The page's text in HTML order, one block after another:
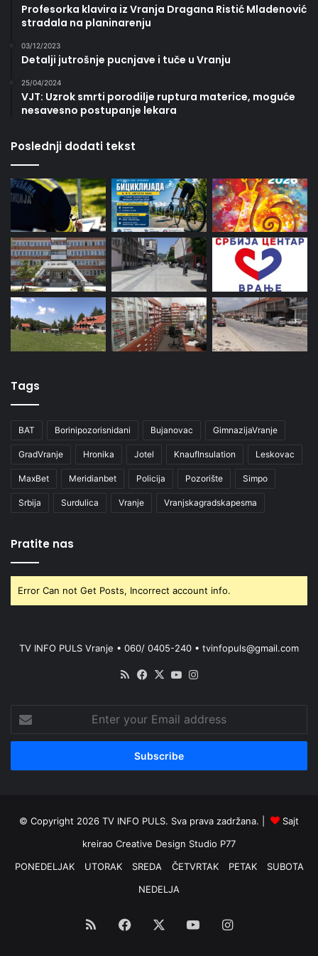
Profesorka klavira iz Vranja Dragana Ristić Mladenović
stradala na planinarenju
03/12/2023
Detalji jutrošnje pucnjave i tuče u Vranju
25/04/2024
VJT: Uzrok smrti porodilje ruptura materice, moguće
nesavesno postupanje lekara
Poslednji dodati tekst
Tags
BAT Borinipozorisnidani Bujanovac GimnazijaVranje
GradVranje Hronika Jotel KnaufInsulation Leskovac
MaxBet Meridianbet Policija Pozorište Simpo
Srbija Surdulica Vranje Vranjskagradskapesma
Pratite nas
Error Can not Get Posts, Incorrect account info.
TV INFO PULS Vranje • 060/ 0405-240 • tvinfopuls@gmail.com
RSS Facebook
X YouTube
your
Email
© Copyright 2026 TV INFO PULS. Sva prava zadržana. |
Sajt
kreirao Creative Design Studio P77
PONEDELJAK
UTORAK SREDA ČETVRTAK PETAK
SUBOTA
NEDELJA
RSS Facebook YouTubeInstagram